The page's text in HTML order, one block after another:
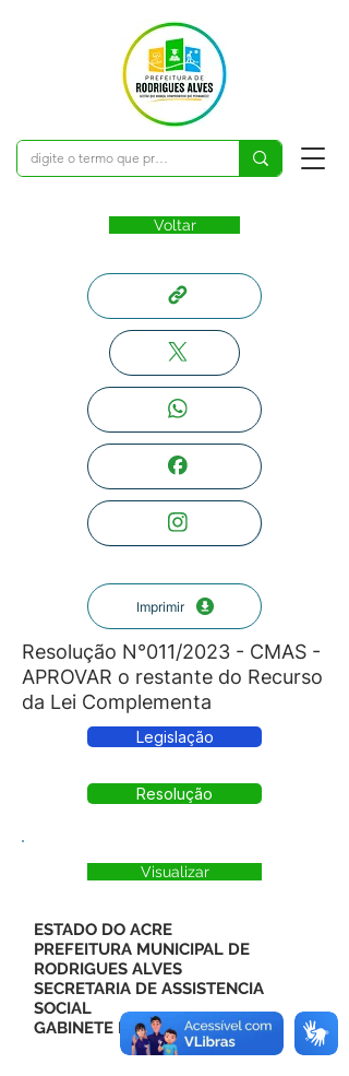
Voltar
Imprimir
Resolução N°011/2023 - CMAS -
APROVAR o restante do Recurso
da Lei Complementa
Legislação
Resolução
Visualizar
ESTADO DO ACRE
PREFEITURA MUNICIPAL DE
RODRIGUES ALVES
SECRETARIA DE ASSISTENCIA
SOCIAL
GABINETE DO PREFEITO